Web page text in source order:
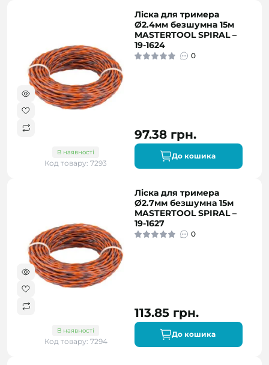
В наявності
Код товару: 7293
Ліска для тримера
Ø2.4мм безшумна 15м
MASTERTOOL SPIRAL –
19-1624
0
97.38 грн.
До кошика
В наявності
Код товару: 7294
Ліска для тримера
Ø2.7мм безшумна 15м
MASTERTOOL SPIRAL –
19-1627
0
113.85 грн.
До кошика